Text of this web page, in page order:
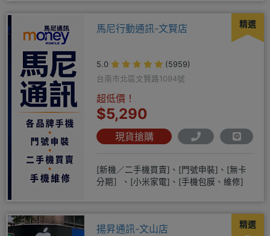
精選
馬尼行動通訊-文賢店
5.0
(5959)
台南市北區文賢路1094號
超低價！
$5,290
現貨搶購
[新機／二手機買賣]、[門號申裝]、[無卡
分期］、[小米家電]、[手機包膜、維修]
精選
揚昇通訊-文山店